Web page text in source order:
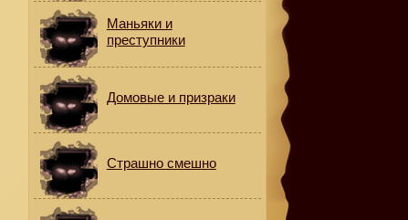
Маньяки и
преступники
Домовые и призраки
Страшно смешно